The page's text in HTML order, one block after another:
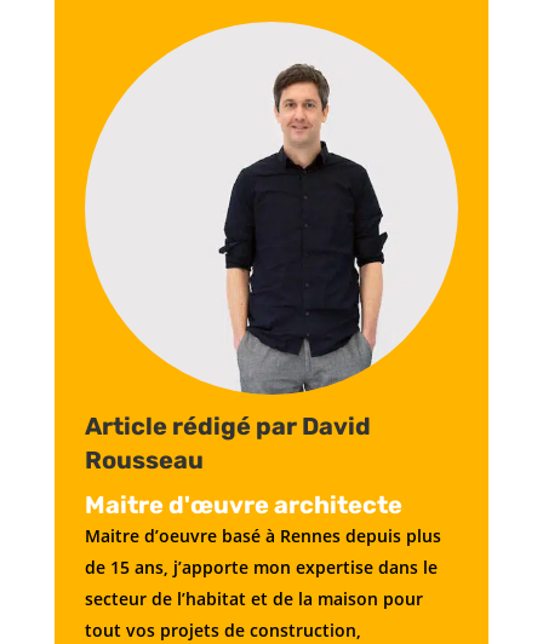
Article rédigé par David
Rousseau
Maitre d'œuvre architecte
Maitre d’oeuvre basé à Rennes depuis plus
de 15 ans, j’apporte mon expertise dans le
secteur de l’habitat et de la maison pour
tout vos projets de construction,